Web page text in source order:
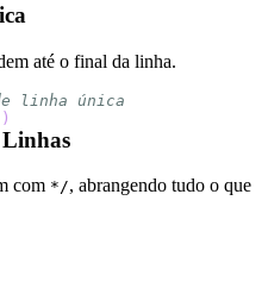
até o final da linha.
linha única
)
com */, abrangendo tudo o que